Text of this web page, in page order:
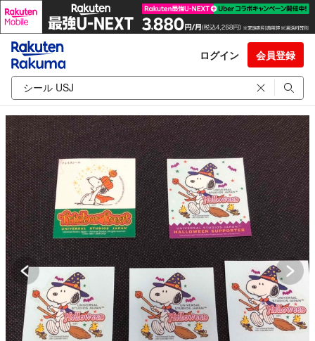
ログイン 会員登録